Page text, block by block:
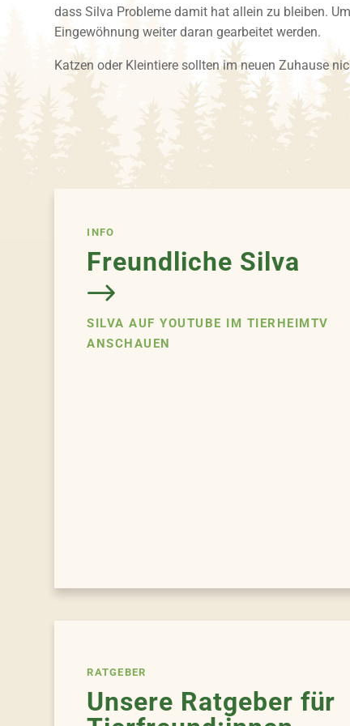
dass Silva Probleme damit hat allein zu bleiben.
Eingewöhnung weiter daran gearbeitet werden.
Katzen oder Kleintiere sollten im neuen Zuhause
INFO
Freundliche Silva
SILVA AUF YOUTUBE IM TIERHEIMTV
ANSCHAUEN
RATGEBER
Unsere Ratgeber für